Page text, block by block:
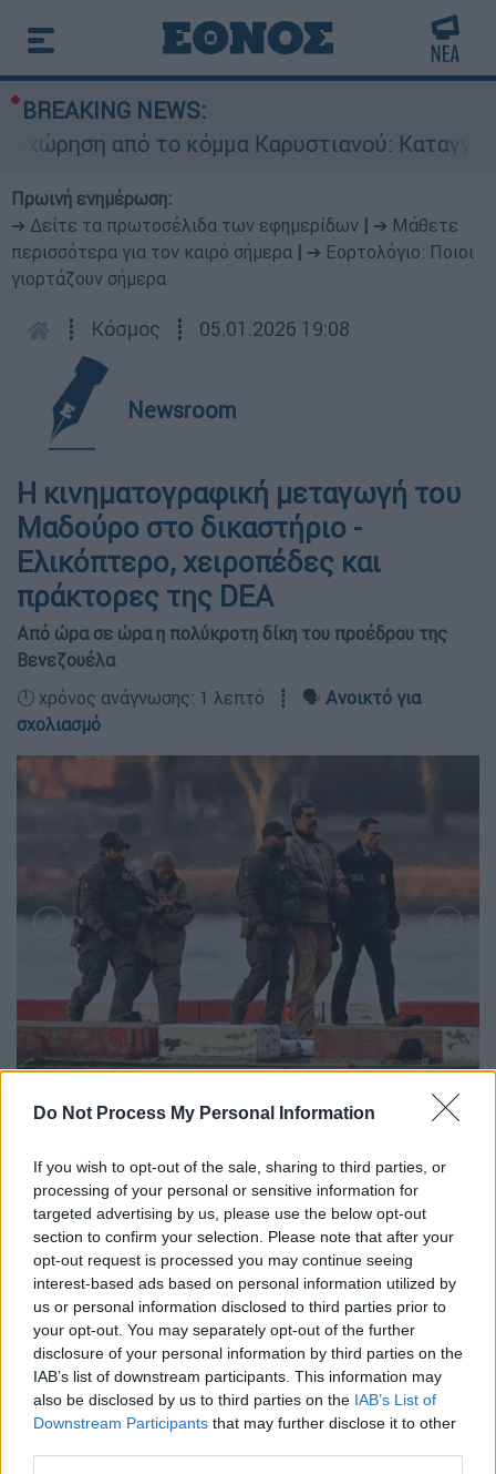
Do Not Process My Personal Information
If you wish to opt-out of the sale, sharing to third parties, or
processing of your personal or sensitive information for
targeted advertising by us, please use the below opt-out
section to confirm your selection. Please note that after your
opt-out request is processed you may continue seeing
interest-based ads based on personal information utilized by
us or personal information disclosed to third parties prior to
your opt-out. You may separately opt-out of the further
disclosure of your personal information by third parties on the
IAB’s list of downstream participants. This information may
also be disclosed by us to third parties on the IAB’s List of
Downstream Participants that may further disclose it to other
BREAKING NEWS:
από το κόμμα Καρυστιανού:
Πρωινή ενημέρωση:
➔ Δείτε τα πρωτοσέλιδα των εφημερίδων
➔ Μάθετε
περισσότερα για τον καιρό σήμερα
➔ Εορτολόγιο: Ποιοι
γιορτάζουν σήμερα
┋ Κόσμος ┋ 05.01.2026 19:08
Newsroom
Η κινηματογραφική μεταγωγή του
Μαδούρο στο δικαστήριο -
Ελικόπτερο, χειροπέδες και
πράκτορες της DEA
Από ώρα σε ώρα η πολύκροτη δίκη του προέδρου της
Βενεζουέλα
🕛 χρόνος ανάγνωσης: 1 λεπτό ┋ 🗣️ Ανοικτό για
σχολιασμό
Προσθέστε το ΕΘΝΟΣ στη Google
Από ώρα σε ώραθα ξεκινήσει η δίκη του
προέδρου της Βενεζουέλα, Νικολάς
Μαδούρο, στη Νέα Υόρκη μετά τη«σύλληψή»
του από τις ΗΠΑτο Σάββατο (3/1) στο
Καράκας.
Η δικογραφία αφορά κυρίωςκατηγορίες
περί «ναρκοτρομοκρατίας»